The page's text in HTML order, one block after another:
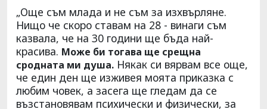
„Още съм млада и не съм за изхвърляне.
Нищо че скоро ставам на 28 - винаги съм
казвала, че на 30 години ще бъда най-
красива. Може би тогава ще срещна
сродната ми душа. Някак си вярвам все още,
че един ден ще изживея моята приказка с
любим човек, а засега ще гледам да се
възстановявам психически и физически, за